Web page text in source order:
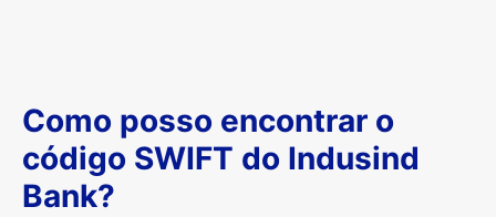
Como posso encontrar o
código SWIFT do Indusind
Bank?